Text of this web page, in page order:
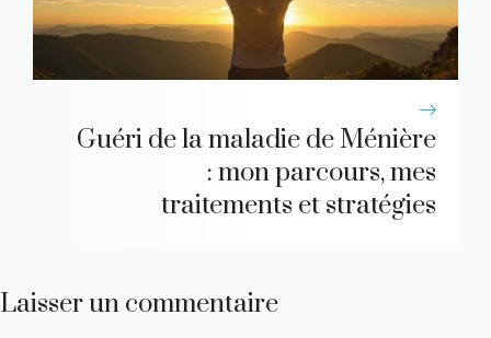
Guéri de la maladie de Ménière
: mon parcours, mes
traitements et stratégies
Laisser un commentaire